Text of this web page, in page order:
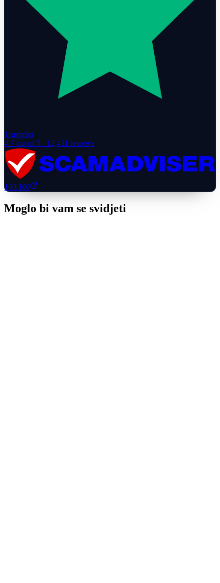
Trustpilot
4.7 out of 5 · 12,431 reviews
100/100
Moglo bi vam se svidjeti